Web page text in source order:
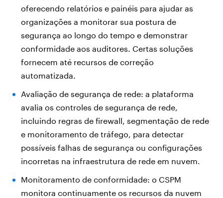
oferecendo relatórios e painéis para ajudar as
organizações a monitorar sua postura de
segurança ao longo do tempo e demonstrar
conformidade aos auditores. Certas soluções
fornecem até recursos de correção
automatizada.
Avaliação de segurança de rede: a plataforma
avalia os controles de segurança de rede,
incluindo regras de firewall, segmentação de rede
e monitoramento de tráfego, para detectar
possíveis falhas de segurança ou configurações
incorretas na infraestrutura de rede em nuvem.
Monitoramento de conformidade: o CSPM
monitora continuamente os recursos da nuvem